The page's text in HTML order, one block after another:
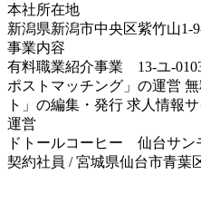
本社所在地
新潟県新潟市中央区紫竹山1-
事業内容
有料職業紹介事業 13-ユ-
ポストマッチング」の運営
ト」の編集・発行 求人情報
運営
ドトールコーヒー 仙台サン
契約社員 / 宮城県仙台市青葉